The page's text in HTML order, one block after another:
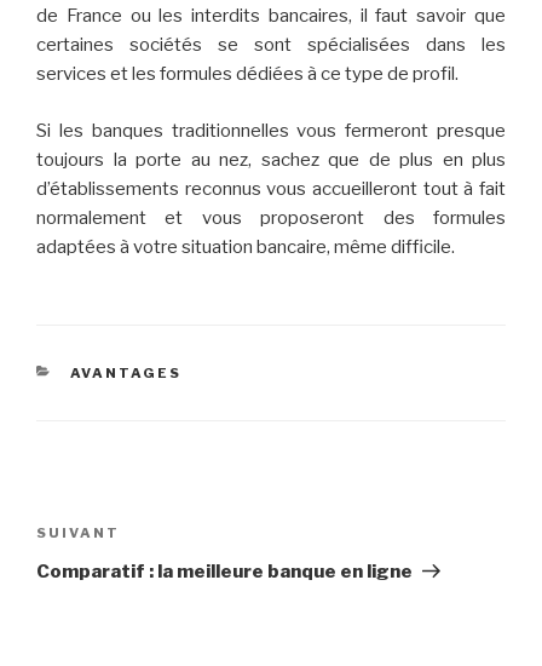
de France ou les interdits bancaires, il faut savoir que
certaines sociétés se sont spécialisées dans les
services et les formules dédiées à ce type de profil.
Si les banques traditionnelles vous fermeront presque
toujours la porte au nez, sachez que de plus en plus
d’établissements reconnus vous accueilleront tout à fait
normalement et vous proposeront des formules
adaptées à votre situation bancaire, même difficile.
CATÉGORIES
AVANTAGES
de
l’article
Article
suivant
SUIVANT
Comparatif : la meilleure banque en ligne